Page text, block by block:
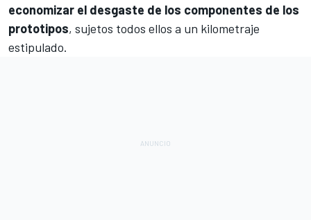
economizar el desgaste de los componentes de los
prototipos, sujetos todos ellos a un kilometraje
estipulado.